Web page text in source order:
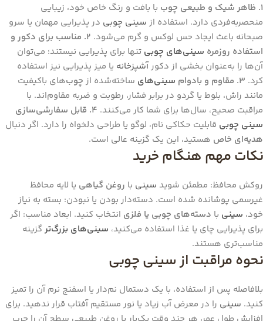
۱. ظاهر شیک و طبیعی چوب با بافت و رنگ خاص خود، زیبایی
منحصربه‌فردی دارد. استفاده از سینی چوبی در پذیرایی مهمان یا سرو
صبحانه باعث ایجاد حس لوکس و گرم می‌شود.
۲. مناسب برای دکور و
استفاده روزمره سینی‌های چوبی تنها برای پذیرایی نیستند؛ می‌توان
آن‌ها را به‌عنوان بخشی از دکورآشپزخانه یا میز پذیرایی نیز استفاده
کرد. ۳. مقاوم و بادوام سینی‌های ساخته‌شده از چوب‌های باکیفیت
مانند راش، بلوط یا گردو در برابر فشار، رطوبت و ضربه مقاوم‌اند. با
مراقبت صحیح، سال‌ها برای شما کار می‌کنند. ۴. قابل سفارشی‌سازی
سینی چوبی قابلیت حکاکی نام، لوگو یا طراحی دلخواه را دارد. اگر دنبال
هدیه‌ای خاص هستید، این یک گزینه عالی است.
نکات مهم هنگام خرید
روکش محافظ: مطمئن شوید سینی با روغن گیاهی یا لایه محافظ
غیرسمی پوشانده شده است. دسته‌دار بودن یا نبودن: بسته به نیاز
خود، سینی با دسته‌های چوبی یا فلزی انتخاب کنید. ابعاد مناسب: اگر
برای پذیرایی چای یا غذا استفاده می‌کنید، سینی‌های بزرگ‌تر گزینه
مناسب‌تری هستند.
نحوه مراقبت ازسینی چوبی
بلافاصله پس از استفاده، با یک دستمال نم‌دار یا اسفنج نرم آن را تمیز
کنید. سینی را در معرض آب زیاد یا نور مستقیم آفتاب قرار ندهید. برای